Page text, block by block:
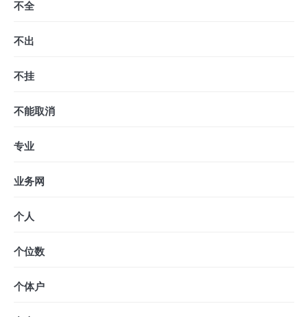
不全
不出
不挂
不能取消
专业
业务网
个人
个位数
个体户